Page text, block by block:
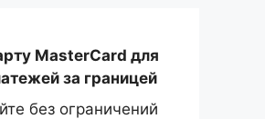
MasterCard для
за границей
без ограничений